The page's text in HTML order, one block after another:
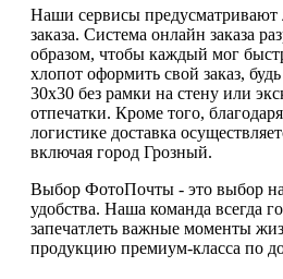
Наши сервисы предусматривают
заказа. Система онлайн заказа
образом, чтобы каждый мог
хлопот оформить свой заказ,
30х30 без рамки на стену или
отпечатки. Кроме того,
логистике доставка
включая город Грозный.
Выбор ФотоПочты - это выбор
удобства. Наша команда всегда
запечатлеть важные моменты
продукцию премиум-класса по